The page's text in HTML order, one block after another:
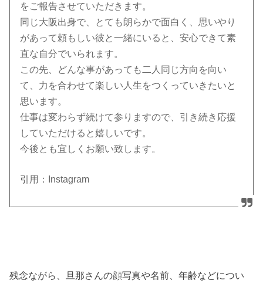
をご報告させていただきます。
同じ大阪出身で、とても朗らかで面白く、思いやり
があって頼もしい彼と一緒にいると、安心できて素
直な自分でいられます。
この先、どんな事があっても二人同じ方向を向い
て、力を合わせて楽しい人生をつくっていきたいと
思います。
仕事は変わらず続けて参りますので、引き続き応援
していただけると嬉しいです。
今後とも宜しくお願い致します。
引用：Instagram
残念ながら、旦那さんの顔写真や名前、年齢などについ